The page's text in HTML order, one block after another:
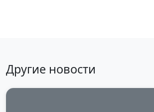
Другие новости